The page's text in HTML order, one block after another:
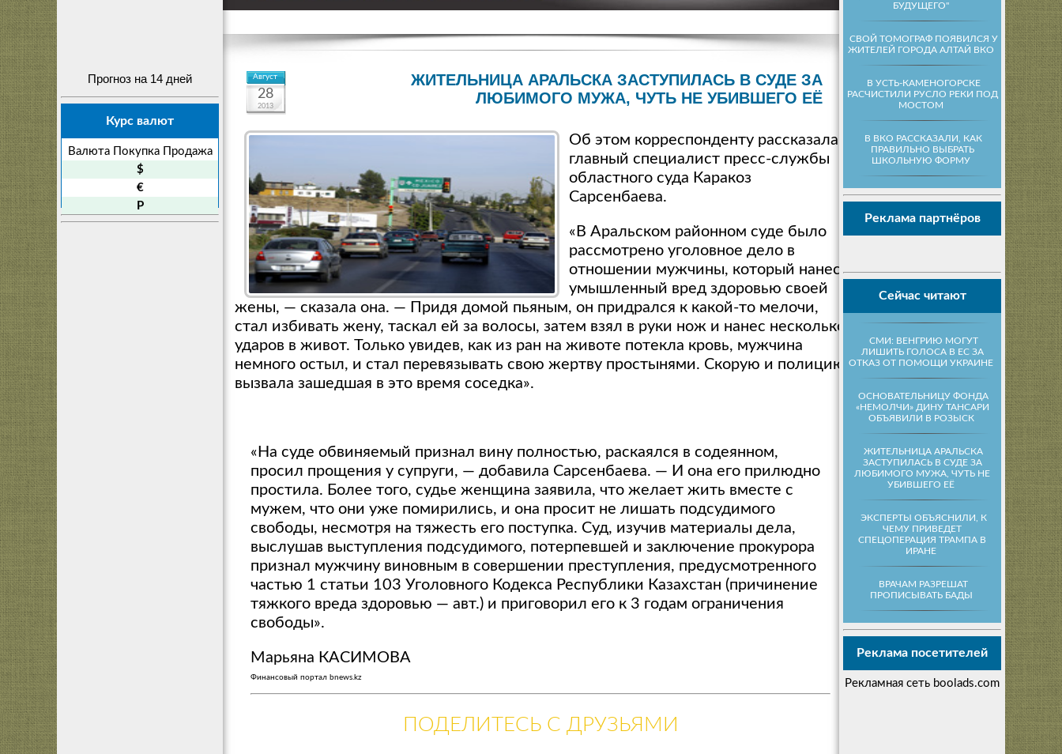
БУДУЩЕГО"
СВОЙ ТОМОГРАФ ПОЯВИЛСЯ У
ЖИТЕЛЕЙ ГОРОДА АЛТАЙ ВКО
В УСТЬ-КАМЕНОГОРСКЕ
РАСЧИСТИЛИ РУСЛО РЕКИ ПОД
МОСТОМ
В ВКО РАССКАЗАЛИ, КАК
ПРАВИЛЬНО ВЫБРАТЬ
ШКОЛЬНУЮ ФОРМУ
Реклама партнёров
Сейчас читают
СМИ: ВЕНГРИЮ МОГУТ
ЛИШИТЬ ГОЛОСА В ЕС ЗА
ОТКАЗ ОТ ПОМОЩИ УКРАИНЕ
ОСНОВАТЕЛЬНИЦУ ФОНДА
«НЕМОЛЧИ» ДИНУ ТАНСАРИ
ОБЪЯВИЛИ В РОЗЫСК
ЖИТЕЛЬНИЦА АРАЛЬСКА
ЗАСТУПИЛАСЬ В СУДЕ ЗА
ЛЮБИМОГО МУЖА, ЧУТЬ НЕ
УБИВШЕГО ЕЁ
ЭКСПЕРТЫ ОБЪЯСНИЛИ, К
ЧЕМУ ПРИВЕДЕТ
СПЕЦОПЕРАЦИЯ ТРАМПА В
ИРАНЕ
ВРАЧАМ РАЗРЕШАТ
ПРОПИСЫВАТЬ БАДЫ
Реклама посетителей
Рекламная сеть boolads.com
Прогноз на 14 дней
Курс валют
Валюта Покупка
Продажа
$
€
P
Август
28
2013
ЖИТЕЛЬНИЦА АРАЛЬСКА ЗАСТУПИЛАСЬ В СУДЕ ЗА
ЛЮБИМОГО МУЖА, ЧУТЬ НЕ УБИВШЕГО ЕЁ
Об этом корреспонденту рассказала
главный специалист пресс-службы
областного суда Каракоз
Сарсенбаева.
«В Аральском районном суде было
рассмотрено уголовное дело в
отношении мужчины, который нанес
умышленный вред здоровью своей
жены, — сказала она. — Придя домой пьяным, он придрался к какой-то мелочи,
стал избивать жену, таскал ей за волосы, затем взял в руки нож и нанес несколько
ударов в живот. Только увидев, как из ран на животе потекла кровь, мужчина
немного остыл, и стал перевязывать свою жертву простынями. Скорую и полицию
вызвала зашедшая в это время соседка».
«На суде обвиняемый признал вину полностью, раскаялся в содеянном,
просил прощения у супруги, — добавила Сарсенбаева. — И она его прилюдно
простила. Более того, судье женщина заявила, что желает жить вместе с
мужем, что они уже помирились, и она просит не лишать подсудимого
свободы, несмотря на тяжесть его поступка. Суд, изучив материалы дела,
выслушав выступления подсудимого, потерпевшей и заключение прокурора
признал мужчину виновным в совершении преступления, предусмотренного
частью 1 статьи 103 Уголовного Кодекса Республики Казахстан (причинение
тяжкого вреда здоровью — авт.) и приговорил его к 3 годам ограничения
свободы».
Марьяна КАСИМОВА
Финансовый портал bnews.kz
ПОДЕЛИТЕСЬ С ДРУЗЬЯМИ